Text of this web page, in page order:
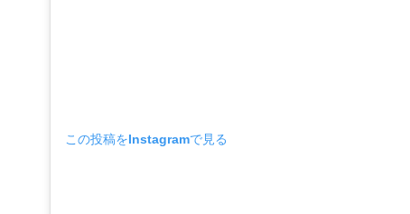
この投稿をInstagramで見る